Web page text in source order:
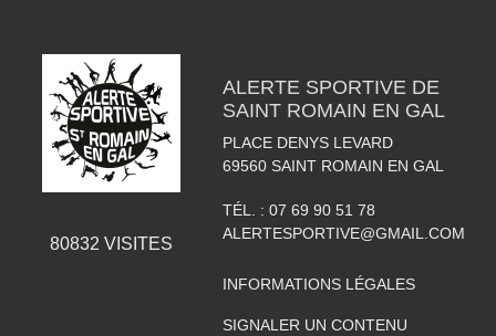
80832 VISITES
ALERTE SPORTIVE DE
SAINT ROMAIN EN GAL
PLACE DENYS LEVARD
69560 SAINT ROMAIN EN GAL
TÉL. : 07 69 90 51 78
ALERTESPORTIVE@GMAIL.COM
INFORMATIONS LÉGALES
SIGNALER UN CONTENU